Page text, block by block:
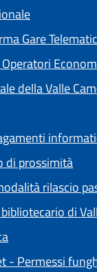
Gare
della Valle
di prossimità
rilascio
di
- Permessi